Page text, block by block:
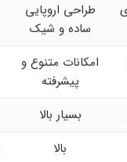
طراحی اروپایی
ساده و شیک
امکانات متنوع و
پیشرفته
بسیار بالا
بالا